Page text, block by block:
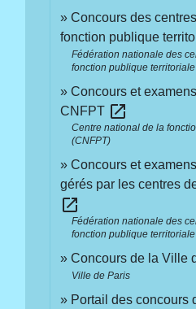
Concours des
fonction publique
Fédération nationale des
fonction publique
Concours et
CNFPT open_in_new
Centre national de la
(CNFPT)
Concours et
gérés par les centres
open_in_new
Fédération nationale des
fonction publique
Concours de la Ville
Ville de Paris
Portail des concours